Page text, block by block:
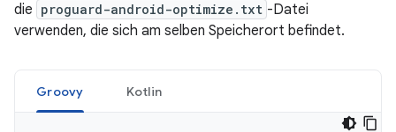
die proguard-android-optimize.txt -Datei
verwenden, die sich am selben Speicherort befindet.
Groovy Kotlin